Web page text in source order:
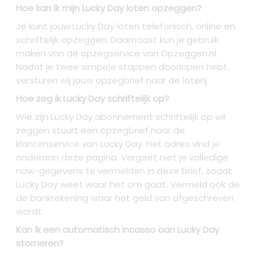
Hoe kan ik mijn Lucky Day loten opzeggen?
Je kunt jouw Lucky Day loten telefonisch, online en
schriftelijk opzeggen. Daarnaast kun je gebruik
maken van de opzegservice van Opzeggen.nl.
Nadat je twee simpele stappen doorlopen hebt,
versturen wij jouw opzegbrief naar de loterij.
Hoe zeg ik Lucky Day schriftelijk op?
Wie zijn Lucky Day abonnement schriftelijk op wil
zeggen stuurt een opzegbrief naar de
klantenservice van Lucky Day. Het adres vind je
onderaan deze pagina. Vergeet niet je volledige
naw-gegevens te vermelden in deze brief, zodat
Lucky Day weet waar het om gaat. Vermeld ook de
de bankrekening waar het geld van afgeschreven
wordt.
Kan ik een automatisch incasso aan Lucky Day
storneren?